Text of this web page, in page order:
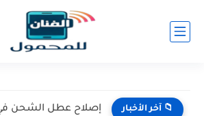
📁 آخر الأخبار